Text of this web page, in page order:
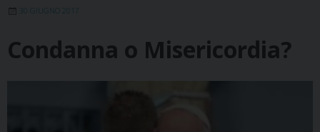
30 GIUGNO 2017
Condanna o Misericordia?